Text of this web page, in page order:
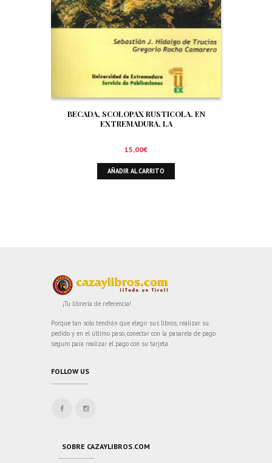
BECADA, SCOLOPAX RUSTICOLA. EN
EXTREMADURA, LA
15,00€
AÑADIR AL CARRITO
¡Tu librería de referencia!
Porque tan solo tendrán que elegir sus libros, realizar su
pedido y en el último paso, conectar con la pasarela de pago
seguro para realizar el pago con su tarjeta.
FOLLOW US
SOBRE CAZAYLIBROS.COM